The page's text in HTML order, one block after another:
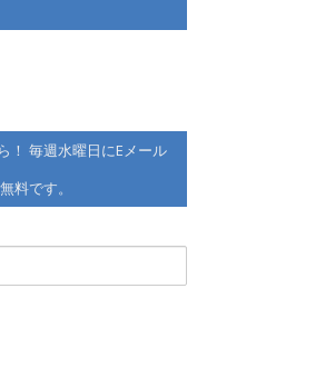
！ 毎週水曜日にEメール
料です。